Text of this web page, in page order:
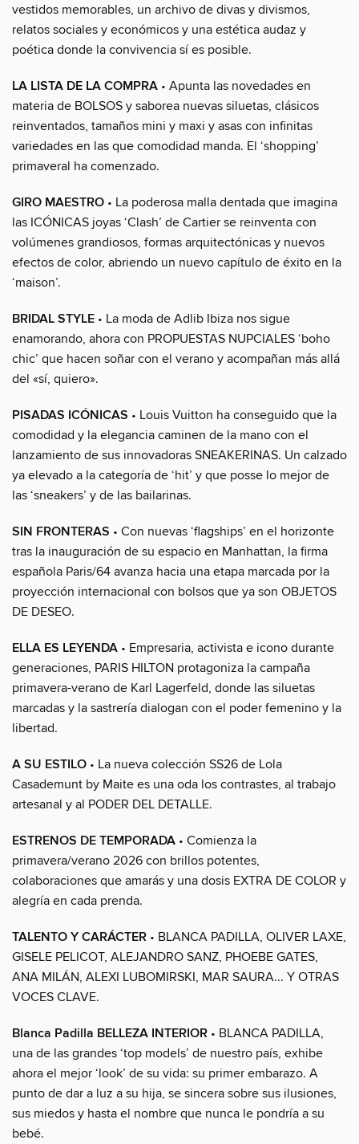
vestidos memorables, un archivo de divas y divismos,
relatos sociales y económicos y una estética audaz y
poética donde la convivencia sí es posible.
LA LISTA DE LA COMPRA • Apunta las novedades en
materia de BOLSOS y saborea nuevas siluetas, clásicos
reinventados, tamaños mini y maxi y asas con infinitas
variedades en las que comodidad manda. El ‘shopping’
primaveral ha comenzado.
GIRO MAESTRO • La poderosa malla dentada que imagina
las ICÓNICAS joyas ‘Clash’ de Cartier se reinventa con
volúmenes grandiosos, formas arquitectónicas y nuevos
efectos de color, abriendo un nuevo capítulo de éxito en la
‘maison’.
BRIDAL STYLE • La moda de Adlib Ibiza nos sigue
enamorando, ahora con PROPUESTAS NUPCIALES ‘boho
chic’ que hacen soñar con el verano y acompañan más allá
del «sí, quiero».
PISADAS ICÓNICAS • Louis Vuitton ha conseguido que la
comodidad y la elegancia caminen de la mano con el
lanzamiento de sus innovadoras SNEAKERINAS. Un calzado
ya elevado a la categoría de ‘hit’ y que posse lo mejor de
las ‘sneakers’ y de las bailarinas.
SIN FRONTERAS • Con nuevas ‘flagships’ en el horizonte
tras la inauguración de su espacio en Manhattan, la firma
española Paris/64 avanza hacia una etapa marcada por la
proyección internacional con bolsos que ya son OBJETOS
DE DESEO.
ELLA ES LEYENDA • Empresaria, activista e icono durante
generaciones, PARIS HILTON protagoniza la campaña
primavera-verano de Karl Lagerfeld, donde las siluetas
marcadas y la sastrería dialogan con el poder femenino y la
libertad.
A SU ESTILO • La nueva colección SS26 de Lola
Casademunt by Maite es una oda los contrastes, al trabajo
artesanal y al PODER DEL DETALLE.
ESTRENOS DE TEMPORADA • Comienza la
primavera/verano 2026 con brillos potentes,
colaboraciones que amarás y una dosis EXTRA DE COLOR y
alegría en cada prenda.
TALENTO Y CARÁCTER • BLANCA PADILLA, OLIVER LAXE,
GISELE PELICOT, ALEJANDRO SANZ, PHOEBE GATES,
ANA MILÁN, ALEXI LUBOMIRSKI, MAR SAURA... Y OTRAS
VOCES CLAVE.
Blanca Padilla BELLEZA INTERIOR • BLANCA PADILLA,
una de las grandes ‘top models’ de nuestro país, exhibe
ahora el mejor ‘look’ de su vida: su primer embarazo. A
punto de dar a luz a su hija, se sincera sobre sus ilusiones,
sus miedos y hasta el nombre que nunca le pondría a su
bebé.